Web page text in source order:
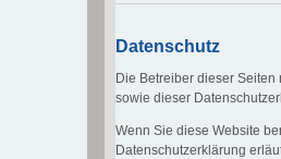
Datenschutz
Die Betreiber dieser
sowie dieser
Wenn Sie diese Website
Datenschutzerklärung